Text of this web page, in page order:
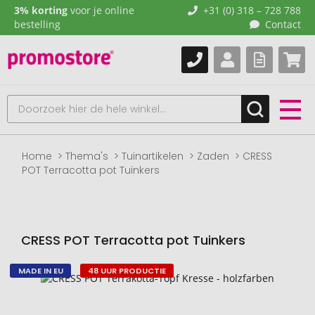
3% korting voor je online
bestelling
+31 (0) 318 – 728 788
Contact
Home Thema's Tuinartikelen Zaden
CRESS
POT Terracotta pot Tuinkers
CRESS POT Terracotta pot Tuinkers
Naar
MADE IN EU 48 UUR PRODUCTIE